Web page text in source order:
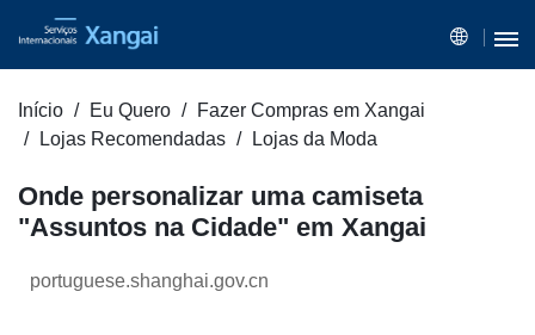
Início Eu Quero
Fazer Compras em Xangai
Lojas Recomendadas
Lojas da Moda
Onde personalizar uma camiseta
"Assuntos na Cidade" em Xangai
portuguese.shanghai.gov.cn